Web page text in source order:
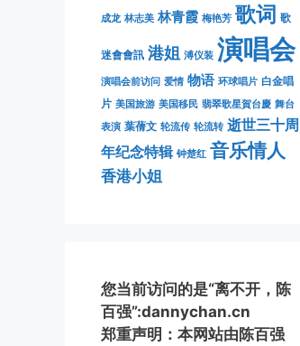
成龙 林志美 林青霞 梅艳芳 歌词 歌
迷會會訊 港姐 溥仪装 演唱会
演唱会前访问 爱情 物语 环球唱片 白金唱
片 美国旅游 美国移民 翡翠歌星賀台慶 舞台
表演 葉蒨文 轮流传 轮流转 逝世三十周
年纪念特辑 钟楚红 音乐情人
香港小姐
您当前访问的是“离不开，陈
百强”:dannychan.cn
郑重声明：本网站由陈百强